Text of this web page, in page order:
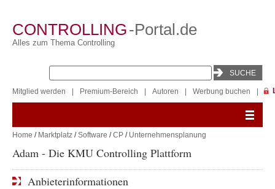
CONTROLLING-Portal.de
Alles zum Thema Controlling
Mitglied werden Premium-Bereich Autoren Werbung buchen
Home / Marktplatz /Software /CP / Unternehmensplanung
Adam - Die KMU Controlling Plattform
Anbieterinformationen